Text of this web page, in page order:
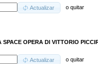
Actualizar oquitar
SPACE OPERA DI VITTORIO
Actualizar oquitar